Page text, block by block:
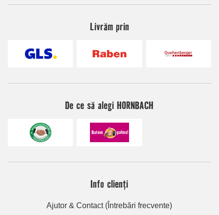
Livrăm prin
De ce să alegi HORNBACH
Info clienți
Ajutor & Contact (Întrebări frecvente)